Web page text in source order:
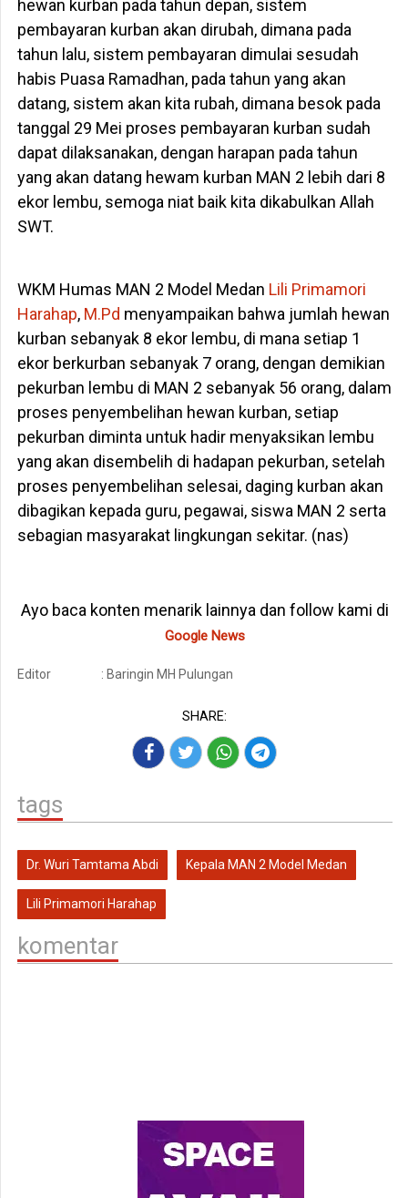
hewan kurban pada tahun depan, sistem
pembayaran kurban akan dirubah, dimana pada
tahun lalu, sistem pembayaran dimulai sesudah
habis Puasa Ramadhan, pada tahun yang akan
datang, sistem akan kita rubah, dimana besok pada
tanggal 29 Mei proses pembayaran kurban sudah
dapat dilaksanakan, dengan harapan pada tahun
yang akan datang hewam kurban MAN 2 lebih dari 8
ekor lembu, semoga niat baik kita dikabulkan Allah
SWT.
WKM Humas MAN 2 Model Medan Lili Primamori
Harahap,M.Pd menyampaikan bahwa jumlah hewan
kurban sebanyak 8 ekor lembu, di mana setiap 1
ekor berkurban sebanyak 7 orang, dengan demikian
pekurban lembu di MAN 2 sebanyak 56 orang, dalam
proses penyembelihan hewan kurban, setiap
pekurban diminta untuk hadir menyaksikan lembu
yang akan disembelih di hadapan pekurban, setelah
proses penyembelihan selesai, daging kurban akan
dibagikan kepada guru, pegawai, siswa MAN 2 serta
sebagian masyarakat lingkungan sekitar. (nas)
Ayo baca konten menarik lainnya dan follow kami di
Google News
Editor : Baringin MH Pulungan
SHARE:
tags
Dr. Wuri Tamtama Abdi Kepala MAN 2 Model Medan
Lili Primamori Harahap
komentar